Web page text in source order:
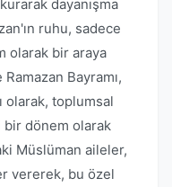
dayanışma
ruhu, sadece
olarak bir araya
Bayramı,
olarak, toplumsal
bir dönem olarak
Müslüman aileler,
vererek, bu özel